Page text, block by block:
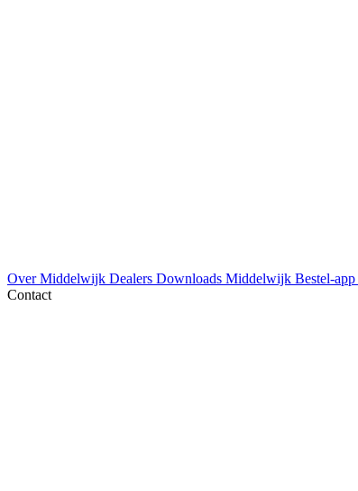
Over Middelwijk Dealers Downloads Middelwijk Bestel-app
Contact